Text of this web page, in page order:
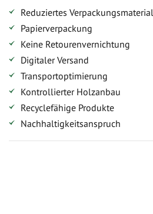
Reduziertes Verpackungsmaterial
Papierverpackung
Keine Retourenvernichtung
Digitaler Versand
Transportoptimierung
Kontrollierter Holzanbau
Recyclefähige Produkte
Nachhaltigkeitsanspruch